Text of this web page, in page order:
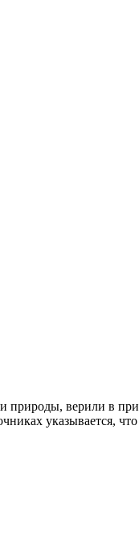
природы, верили в
указывается,